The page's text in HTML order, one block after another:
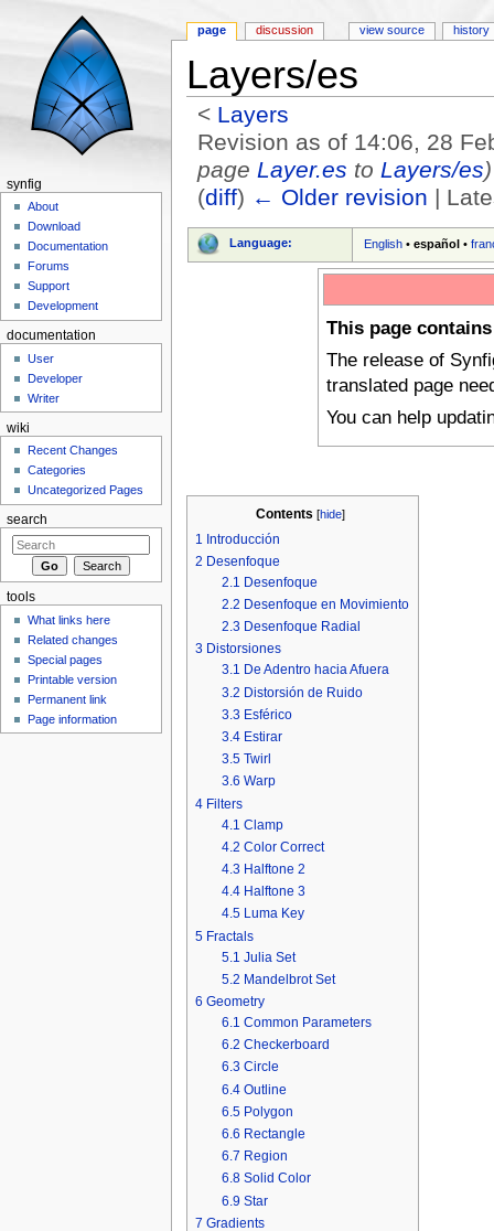
Layers/es
< Layers
Revision as of 14:06, 28
page Layer.es to Layers/es)
(diff) ← Older revision |
Language: English •español •
This page
The release of
translated page
You can help
Contents [hide]
1 Introducción
2 Desenfoque
2.1 Desenfoque
2.2 Desenfoque en Movimiento
2.3 Desenfoque Radial
3 Distorsiones
3.1 De Adentro hacia Afuera
3.2 Distorsión de Ruido
3.3 Esférico
3.4 Estirar
3.5 Twirl
3.6 Warp
4 Filters
4.1 Clamp
4.2 Color Correct
4.3 Halftone 2
4.4 Halftone 3
4.5 Luma Key
5 Fractals
5.1 Julia Set
5.2 Mandelbrot Set
6 Geometry
6.1 Common Parameters
6.2 Checkerboard
6.3 Circle
6.4 Outline
6.5 Polygon
6.6 Rectangle
6.7 Region
6.8 Solid Color
6.9 Star
7 Gradients
page discussion view source history
synfig
About
Download
Documentation
Forums
Support
Development
documentation
User
Developer
Writer
wiki
Recent Changes
Categories
Uncategorized Pages
search
tools
What links here
Related changes
Special pages
Printable version
Permanent link
Page information